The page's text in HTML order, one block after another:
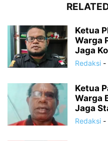
Ketua
Warga
Jaga
Redaksi -
Ketua
Warga
Jaga
Redaksi -